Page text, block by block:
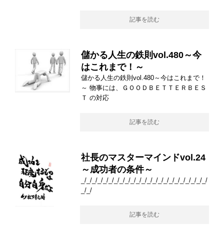
記事を読む
儲かる人生の鉄則vol.480～今
はこれまで！～
儲かる人生の鉄則vol.480～今はこれまで！
～ 物事には、ＧＯＯＤＢＥＴＴＥＲＢＥＳ
Ｔ の対応
記事を読む
社長のマスターマインドvol.24
～成功者の条件～
_/_/_/_/_/_/_/_/_/_/_/_/_/_/_/_/_/_/_/_/_/_/_/
_/_/
記事を読む